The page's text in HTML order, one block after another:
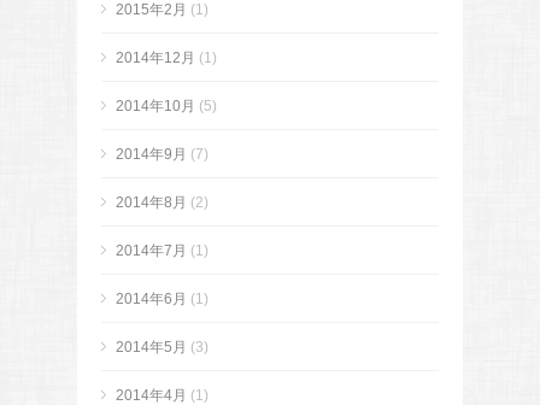
2015年2月 (1)
2014年12月 (1)
2014年10月 (5)
2014年9月 (7)
2014年8月 (2)
2014年7月 (1)
2014年6月 (1)
2014年5月 (3)
2014年4月 (1)